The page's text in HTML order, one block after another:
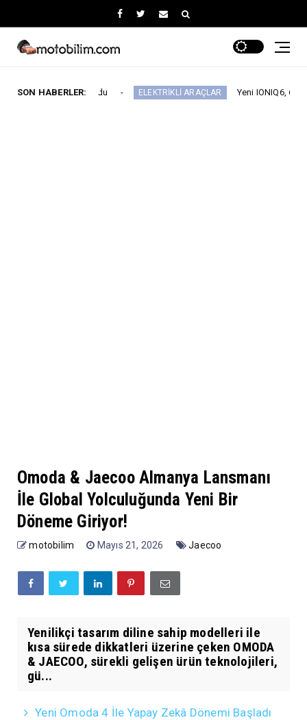
SON HABERLER:
Duyurdu ELEKTRİKLİ ARAÇLAR Yeni IONIQ6, 680 km menzil
Omoda & Jaecoo Almanya Lansmanı
İle Global Yolculuğunda Yeni Bir
Döneme Giriyor!
motobilim Mayıs 21, 2026 Jaecoo
Yenilikçi tasarım diline sahip modelleri ile
kısa sürede dikkatleri üzerine çeken OMODA
& JAECOO, sürekli gelişen ürün teknolojileri,
gü...
Yeni Omoda 4 İle Yapay Zekâ Dönemi Başladı